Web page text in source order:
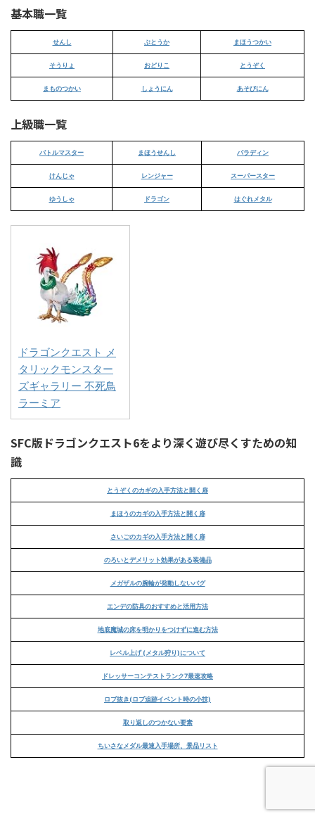
基本職一覧
せんし ぶとうか まほうつかい
そうりょ おどりこ とうぞく
まものつかい しょうにん あそびにん
上級職一覧
バトルマスター まほうせんし パラディン
けんじゃ レンジャー スーパースター
ゆうしゃ ドラゴン はぐれメタル
ドラゴンクエスト メ
タリックモンスター
ズギャラリー 不死鳥
ラーミア
SFC版ドラゴンクエスト6をより深く遊び尽くすための知
識
とうぞくのカギの入手方法と開く扉
まほうのカギの入手方法と開く扉
さいごのカギの入手方法と開く扉
のろいとデメリット効果がある装備品
メガザルの腕輪が発動しないバグ
エンデの防具のおすすめと活用方法
地底魔城の床を明かりをつけずに進む方法
レベル上げ (メタル狩り)について
ドレッサーコンテストランク7最速攻略
ロブ抜き(ロブ追跡イベント時の小技)
取り返しのつかない要素
ちいさなメダル最速入手場所、景品リスト